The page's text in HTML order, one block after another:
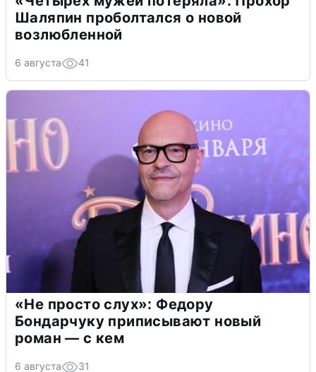
Шаляпин проболтался о новой
возлюбленной
6 августа 41
«Не просто слух»: Федору
Бондарчуку приписывают новый
роман — с кем
6 августа 31